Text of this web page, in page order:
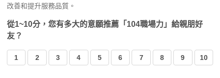
改善和提升服務品質。
從1~10分，您有多大的意願推薦「104職場力」給親朋好
友？
1 2 3 4 5 6 7 8 9 10